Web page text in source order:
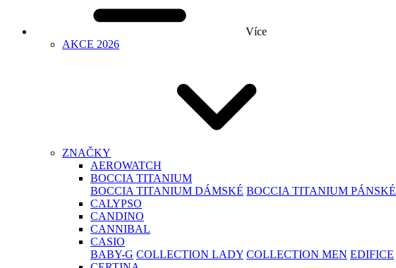
Více
AKCE 2026
ZNAČKY
AEROWATCH
BOCCIA TITANIUM
BOCCIA TITANIUM DÁMSKÉ BOCCIA TITANIUM PÁNSKÉ
CALYPSO
CANDINO
CANNIBAL
CASIO
BABY-G COLLECTION LADY COLLECTION MEN EDIFICE